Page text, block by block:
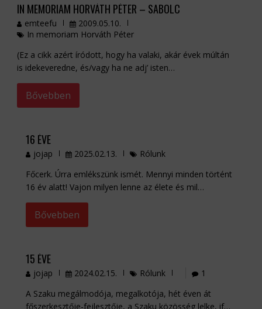
IN MEMORIAM HORVÁTH PÉTER – SABOLC
emteefu
2009.05.10.
In memoriam Horváth Péter
(Ez a cikk azért íródott, hogy ha valaki, akár évek múltán
is idekeveredne, és/vagy ha ne adj’ isten…
Bővebben
16 ÉVE
jojap 2025.02.13.
Rólunk
Főcerk. Úrra emlékszünk ismét. Mennyi minden történt
16 év alatt! Vajon milyen lenne az élete és mil…
Bővebben
15 ÉVE
jojap 2024.02.15. Rólunk
1
A Szaku megálmodója, megalkotója, hét éven át
főszerkesztője-fejlesztője, a Szaku közösség lelke, if…